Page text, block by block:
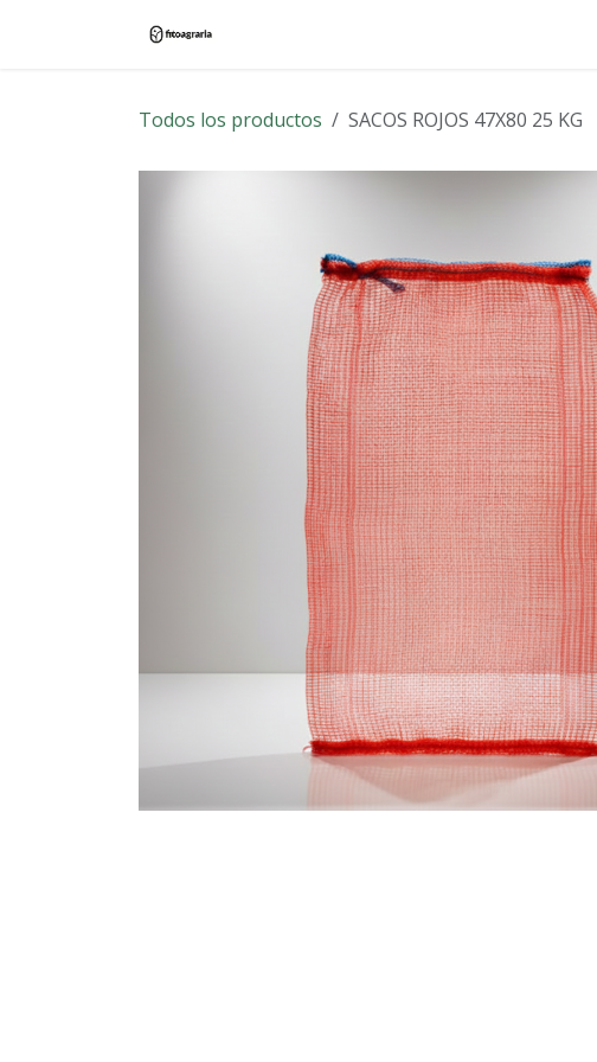
Todos los productos SACOS ROJOS 47X80 25 KG